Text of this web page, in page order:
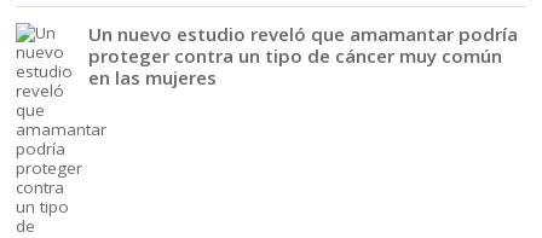
Un nuevo estudio reveló que amamantar podría
proteger contra un tipo de cáncer muy común
en las mujeres